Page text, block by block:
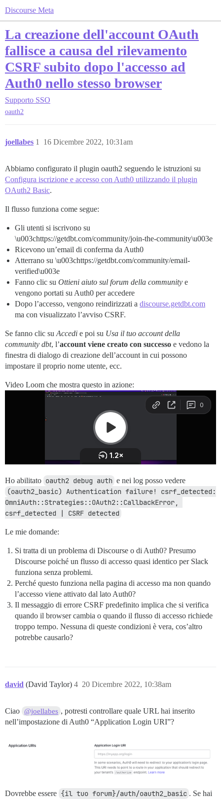
Discourse Meta
La creazione dell'account OAuth
fallisce a causa del rilevamento
CSRF subito dopo l'accesso ad
Auth0 nello stesso browser
Supporto SSO
oauth2
joellabes 16 Dicembre 2022, 10:31am
1
Abbiamo configurato il plugin oauth2 seguendo le istruzioni su
Configura iscrizione e accesso con Auth0 utilizzando il plugin
OAuth2 Basic.
Il flusso funziona come segue:
Gli utenti si iscrivono su
\u003chttps://getdbt.com/community/join-the-community\u003e
Ricevono un’email di conferma da Auth0
Atterrano su \u003chttps://getdbt.com/community/email-
verified\u003e
Fanno clic su Ottieni aiuto sul forum della community e
vengono portati su Auth0 per accedere
Dopo l’accesso, vengono reindirizzati a discourse.getdbt.com
ma con visualizzato l’avviso CSRF.
Se fanno clic su Accedi e poi su Usa il tuo account della
community dbt, l’account viene creato con successo e vedono la
finestra di dialogo di creazione dell’account in cui possono
impostare il proprio nome utente, ecc.
Video Loom che mostra questo in azione:
Ho abilitato oauth2 debug auth e nei log posso vedere
(oauth2_basic) Authentication failure! csrf_detected:
OmniAuth::Strategies::OAuth2::CallbackError,
csrf_detected | CSRF detected
Le mie domande:
Si tratta di un problema di Discourse o di Auth0? Presumo
Discourse poiché un flusso di accesso quasi identico per Slack
funziona senza problemi.
Perché questo funziona nella pagina di accesso ma non quando
l’accesso viene attivato dal lato Auth0?
Il messaggio di errore CSRF predefinito implica che si verifica
quando il browser cambia o quando il flusso di accesso richiede
troppo tempo. Nessuna di queste condizioni è vera, cos’altro
potrebbe causarlo?
david (David Taylor) 20 Dicembre 2022, 10:38am
4
Ciao @joellabes , potresti controllare quale URL hai inserito
nell’impostazione di Auth0 “Application Login URI”?
Dovrebbe essere {il tuo forum}/auth/oauth2_basic . Se hai